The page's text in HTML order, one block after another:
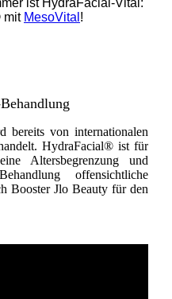
ist HydraFacial-Vital:
mit MesoVital !
bereits von internationalen
HydraFacial® ist für
Altersbegrenzung und
offensichtliche
Booster Jlo Beauty für den